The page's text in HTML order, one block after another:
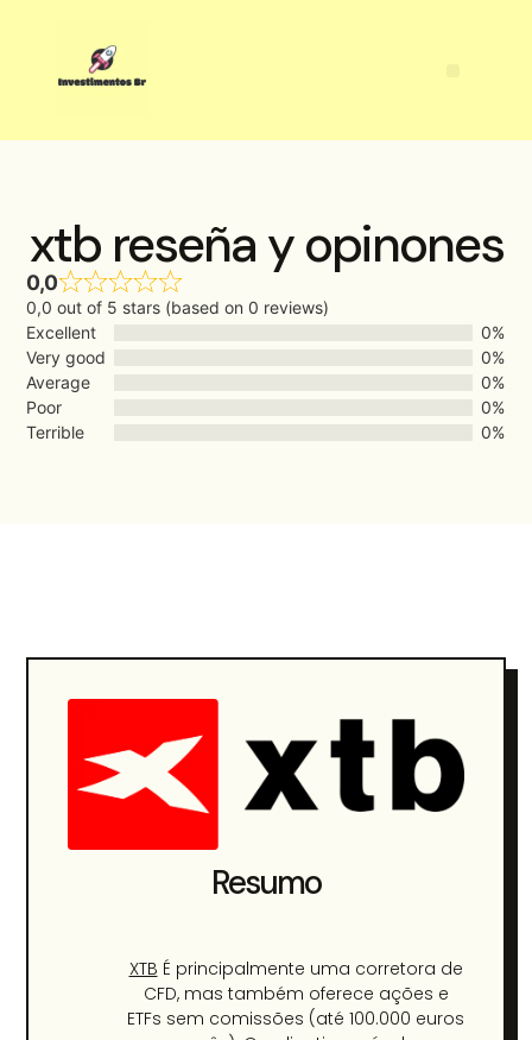
xtb reseña y opinones
0,0
0,0 out of 5 stars (based on 0 reviews)
Excellent
0%
Very good
0%
Average
0%
Poor
0%
Terrible
0%
Resumo
XTB É principalmente uma corretora de
CFD, mas também oferece ações e
ETFs sem comissões (até 100.000 euros